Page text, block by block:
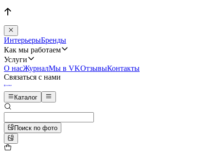
ИнтерьерыБренды
Как мы работаем
Услуги
О насЖурналМы в VKОтзывыКонтакты
Связаться с нами
Каталог
Поиск по фото